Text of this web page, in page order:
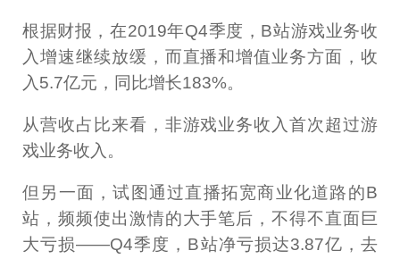
根据财报，在2019年Q4季度，B站游戏业务收
入增速继续放缓，而直播和增值业务方面，收
入5.7亿元，同比增长183%。
从营收占比来看，非游戏业务收入首次超过游
戏业务收入。
但另一面，试图通过直播拓宽商业化道路的B
站，频频使出激情的大手笔后，不得不直面巨
大亏损——Q4季度，B站净亏损达3.87亿，去